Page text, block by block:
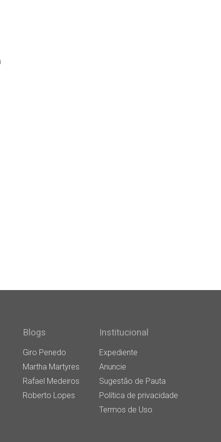
Blogs
Giro Penedo
Martha Martyres
Rafael Medeiros
Roberto Lopes
Institucional
Expediente
Anuncie
Sugestão de Pauta
Política de privacidade
Termos de Uso